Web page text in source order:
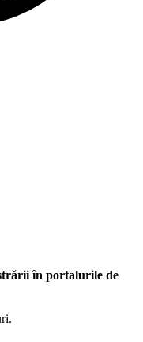
în portalurile de